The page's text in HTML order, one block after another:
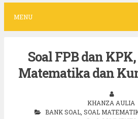
MENU
Soal FPB dan
Matematika dan
KHANZA AULIA
BANK SOAL SOAL